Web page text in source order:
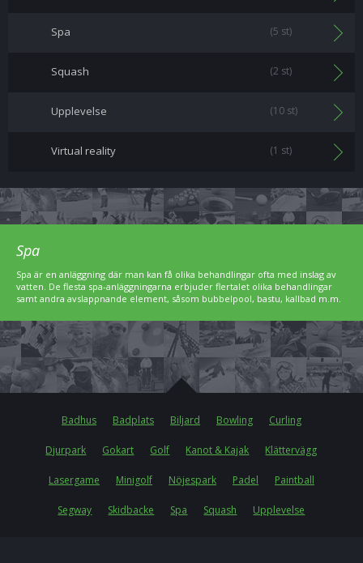
Spa (5 st)
Squash (2 st)
Upplevelse (10 st)
Virtual reality (1 st)
Spa
Spa är en anläggning där man kan få olika behandlingar ofta med inslag av
vatten. De flesta spa-anläggningarna erbjuder flertalet olika behandlingar
samt andra avslappnande element, såsom bubbelpool, bastu, kallbad m.m.
Badhus Badplats Biljard Bowling Curling
Djurpark Gokart Golf Kanot & Kajak Klättervägg
Lasergame Minigolf Nöjespark Padel Paintball
Segway Skidbacke Spa Squash Upplevelse